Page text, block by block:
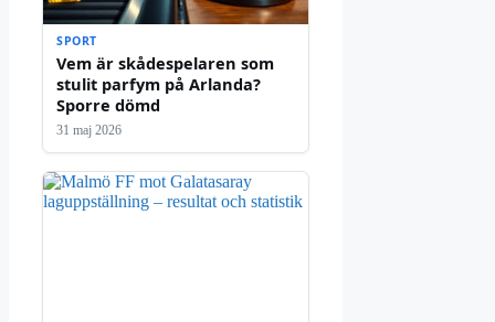
SPORT
Vem är skådespelaren som
stulit parfym på Arlanda?
Sporre dömd
31 maj 2026